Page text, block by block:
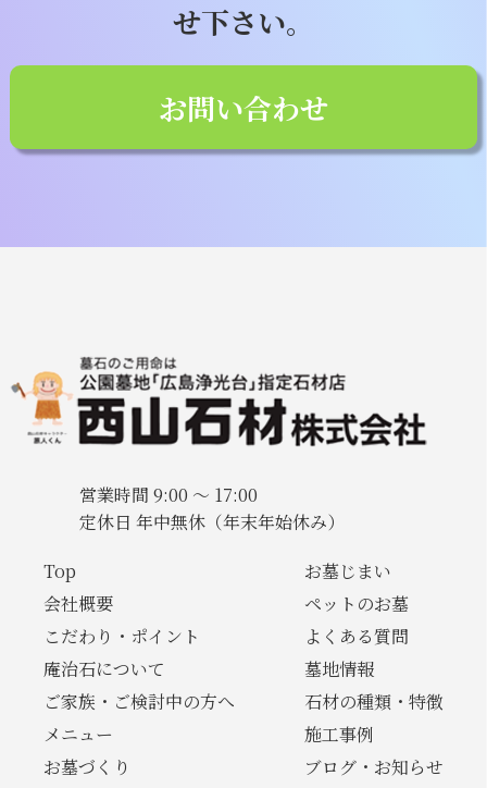
せ下さい。
お問い合わせ
営業時間 9:00 〜 17:00
定休日 年中無休（年末年始休み）
Top
会社概要
こだわり・ポイント
庵治石について
ご家族・ご検討中の方へ
メニュー
お墓づくり
お墓じまい
ペットのお墓
よくある質問
墓地情報
石材の種類・特徴
施工事例
ブログ・お知らせ